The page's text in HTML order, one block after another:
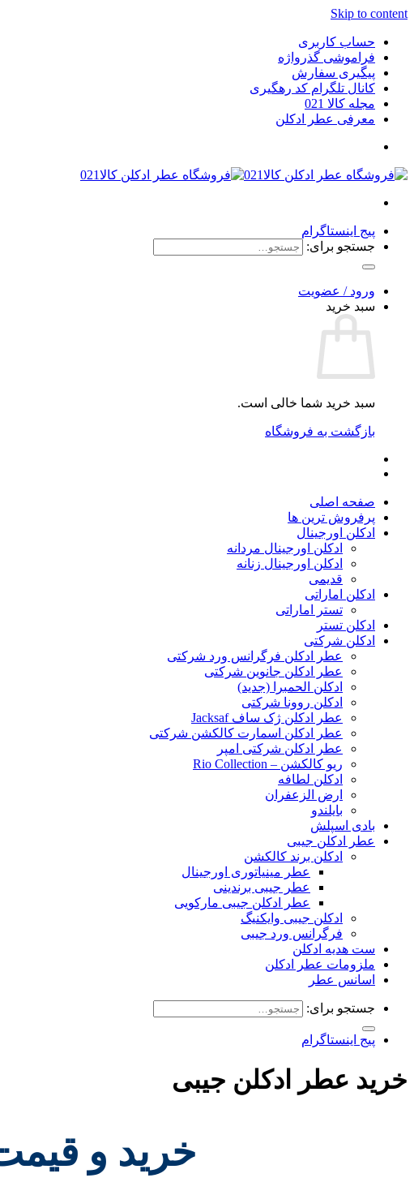
Skip to content
حساب کاربری
فراموشی گذرواژه
پیگیری سفارش
کانال تلگرام کد رهگیری
مجله کالا 021
معرفی عطر ادکلن
پیج اینستاگرام
جستجو برای:
ورود / عضویت
سبد خرید
سبد خرید شما خالی است.
بازگشت به فروشگاه
صفحه اصلی
پرفروش ترین ها
ادکلن اورجینال
ادکلن اورجینال مردانه
ادکلن اورجینال زنانه
قدیمی
ادکلن اماراتی
تستر اماراتی
ادکلن تستر
ادکلن شرکتی
عطر ادکلن فرگرانس ورد شرکتی
عطر ادکلن جانوین شرکتی
ادکلن الحمبرا (جدید)
ادکلن روونا شرکتی
عطر ادکلن ژک‌ ساف Jacksaf
عطر ادکلن اسمارت کالکشن شرکتی
عطر ادکلن شرکتی امپر
ریو کالکشن – Rio Collection
ادکلن لطافه
ارض الزعفران
بایلندو
بادی اسپلش
عطر ادکلن جیبی
ادکلن برند کالکشن
عطر مینیاتوری اورجینال
عطر جیبی برندینی
عطر ادکلن جیبی مارکویی
ادکلن جیبی وایکنیگ
فرگرانس ورد جیبی
ست هدیه ادکلن
ملزومات عطر ادکلن
اسانس عطر
جستجو برای:
پیج اینستاگرام
خرید عطر ادکلن جیبی
خرید و